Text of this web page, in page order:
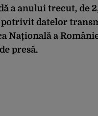
a anului trecut, de
datelor
Națională a
presă.